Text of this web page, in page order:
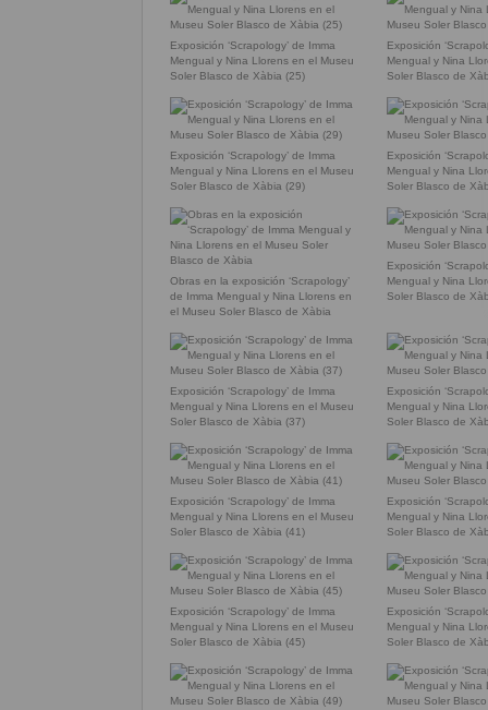
Exposición ‘Scrapology’ de Imma
Mengual y Nina Llorens en el Museu
Soler Blasco de Xàbia (25)
Exposición
Mengual y Nina
Soler Blasco de
Exposición ‘Scrapology’ de Imma
Mengual y Nina Llorens en el Museu
Soler Blasco de Xàbia (29)
Exposición
Mengual y Nina
Soler Blasco de
Obras en la exposición ‘Scrapology’
de Imma Mengual y Nina Llorens en
el Museu Soler Blasco de Xàbia
Exposición
Mengual y Nina
Soler Blasco de
Exposición ‘Scrapology’ de Imma
Mengual y Nina Llorens en el Museu
Soler Blasco de Xàbia (37)
Exposición
Mengual y Nina
Soler Blasco de
Exposición ‘Scrapology’ de Imma
Mengual y Nina Llorens en el Museu
Soler Blasco de Xàbia (41)
Exposición
Mengual y Nina
Soler Blasco de
Exposición ‘Scrapology’ de Imma
Mengual y Nina Llorens en el Museu
Soler Blasco de Xàbia (45)
Exposición
Mengual y Nina
Soler Blasco de